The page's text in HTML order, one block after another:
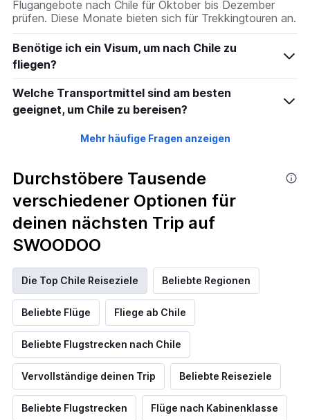
Flugangebote nach Chile für Oktober bis Dezember
prüfen. Diese Monate bieten sich für Trekkingtouren an.
Benötige ich ein Visum, um nach Chile zu
fliegen?
Welche Transportmittel sind am besten
geeignet, um Chile zu bereisen?
Mehr häufige Fragen anzeigen
Durchstöbere Tausende
verschiedener Optionen für
deinen nächsten Trip auf
SWOODOO
Die Top Chile Reiseziele Beliebte Regionen
Beliebte Flüge Fliege ab Chile
Beliebte Flugstrecken nach Chile
Vervollständige deinen Trip Beliebte Reiseziele
Beliebte Flugstrecken Flüge nach Kabinenklasse